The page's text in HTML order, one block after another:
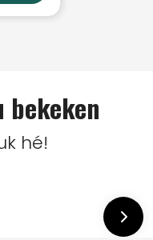
bekeken
hé!